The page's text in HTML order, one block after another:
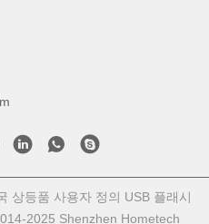
상등품 사용자 정의 USB 플래시
2025 Shenzhen Hometech